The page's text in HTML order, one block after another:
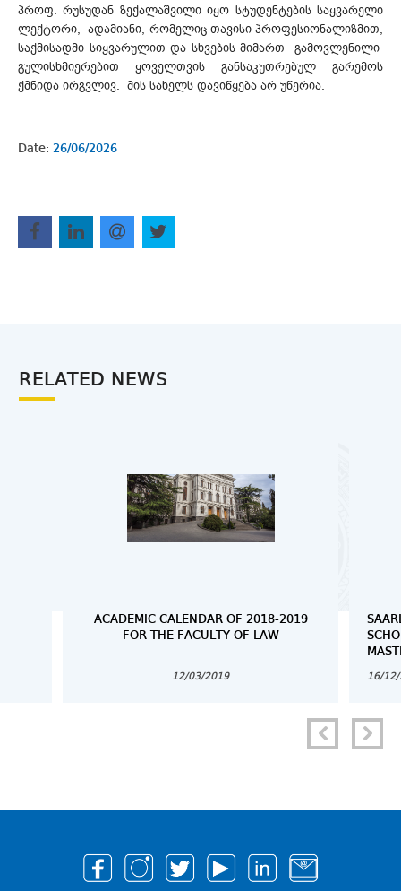
პროფ. რუსუდან ზექალაშვილი იყო სტუდენტების საყვარელი
ლექტორი, ადამიანი, რომელიც თავისი პროფესიონალიზმით,
საქმისადმი სიყვარულით და სხვების მიმართ გამოვლენილი
გულისხმიერებით ყოველთვის განსაკუთრებულ გარემოს
ქმნიდა ირგვლივ. მის სახელს დავიწყება არ უწერია.
Date: 26/06/2026
RELATED NEWS
ACADEMIC CALENDAR OF 2018-2019
FOR THE FACULTY OF LAW
12/03/2019 16/